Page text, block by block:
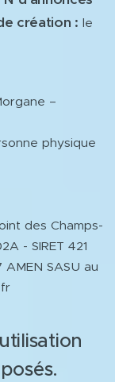
création : le
–
physique
des Champs-
- SIRET 421
SASU au